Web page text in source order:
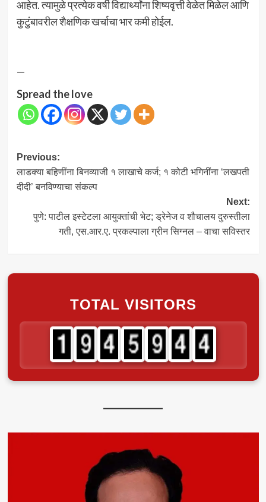
आहेत. त्यामुळे प्रत्येक वर्षी विद्यार्थ्यांना शिष्यवृत्ती वेळेत मिळेल आणि
कुटुंबावरील शैक्षणिक खर्चाचा भार कमी होईल.
—
Spread the love
Post
navigation
Previous:
लाडक्या बहिणींना बिनव्याजी १ लाखाचे कर्ज; १ कोटी भगिनींना ‘लखपती
दीदी’ बनविण्याचा संकल्प
Next:
पुणे: पाटील इस्टेटला आयुक्तांची भेट; ड्रेनेज व शौचालय दुरुस्तीला
गती, एस.आर.ए. प्रकल्पाला ग्रीन सिग्नल – वाचा सविस्तर
TOTAL VISITORS